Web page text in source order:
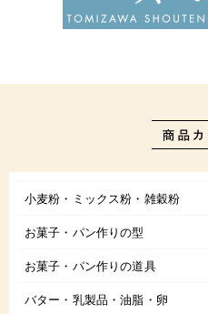
小麦粉・ミックス粉・雑穀粉
お菓子・パン作りの型
お菓子・パン作りの道具
バター・乳製品・油脂・卵